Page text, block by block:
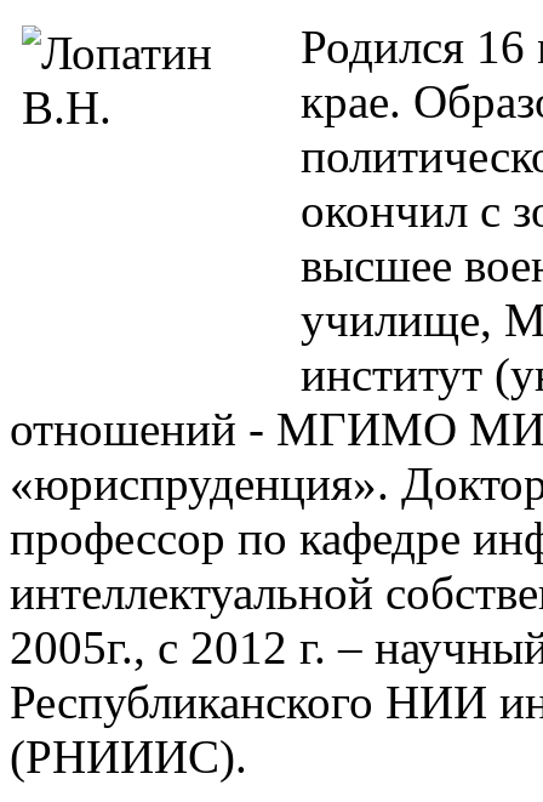
Родился 16
крае.
окончил с
высшее
училище,
институт
отношений - МГИМО МИД
«юриспруденция».
профессор по кафедре
интеллектуальной
2005г., с 2012 г. –
Республиканского НИИ
(РНИИИС).